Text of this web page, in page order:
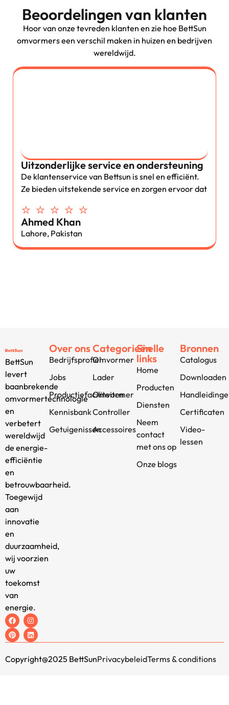
Beoordelingen van klanten
Hoor van onze tevreden klanten en zie hoe BettSun
omvormers een verschil maken in huizen en bedrijven
wereldwijd.
Uitzonderlijke service en ondersteuning
De klantenservice van Bettsun is snel en efficiënt.
Ze bieden uitstekende service en zorgen ervoor dat
⭐ ⭐ ⭐ ⭐ ⭐
Ahmed Khan
Lahore, Pakistan
BettSun
levert
baanbrekende
omvormertechnologie
en
verbetert
wereldwijd
de energie-
efficiëntie
en
betrouwbaarheid.
Toegewijd
aan
innovatie
en
duurzaamheid,
wij voorzien
uw
toekomst
van
energie.
Over ons
Bedrijfsprofiel
Jobs
Productiefaciliteiten
Kennisbank
Getuigenissen
Categorieën
Omvormer
Lader
Omvormer
Controller
Accessoires
Snelle
links
Home
Producten
Diensten
Neem
contact
met ons op
Onze blogs
Bronnen
Catalogus
Downloaden
Certificaten
Video-
lessen
Copyright@2025 BettSunPrivacybeleidTerms & conditions